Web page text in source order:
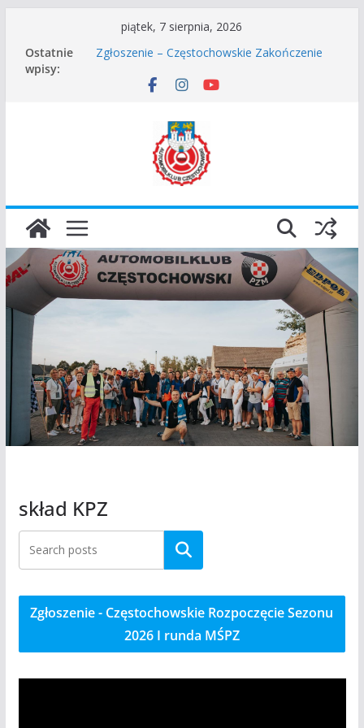
treści
piątek, 7 sierpnia, 2026
Ostatnie
wpisy:
Zgłoszenie – Częstochowskie Zakończenie
45 Rajd Częstochowski zostaje odwołany.
I Gliwicki Classic Sprint o Puchar Prezydenta
Miasta Gliwice
Częstochowskie Rozpoczęcie Sezonu 2026
skład KPZ
Szukaj
Zgłoszenie - Częstochowskie Rozpoczęcie Sezonu
2026 I runda MŚPZ